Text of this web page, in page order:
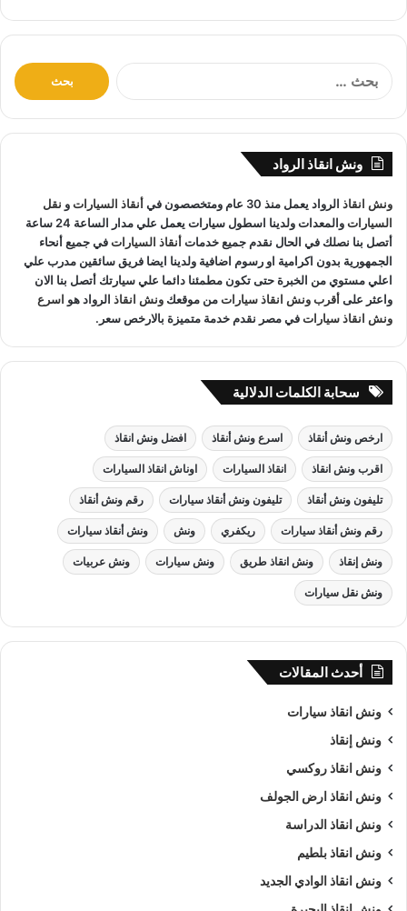
ونش انقاذ سياراتالرواد مؤمن بالكامل حتي لا يسب اي تلف
اسرع ونش انقاذ سيارات
انقاذ سيارات
سعر بدون رسوم اضافية و بدون اكراميات.
يوجدونش انقاذ سيارات
الأسبوع.
نقوم بـإنقاذ السياراتخلال النهار والليل دون أي تكلفة إضافية.
جميع سائقي
أوناش الانقاذلدينا على دراية باستخدام أحدث
المعدات والتقنيات ورفع السيارات.
ونش انقاذ الطريق الزراعيلدينا فريق خدمة عملاء يعمل علي مدار
الساعة و فريق سائقين و وناشين قادرين على التعامل مع كافة
كان عطل او حادث ونش انقاذسيارات الرواد نحنأسرع ونش انقاذ
مما يجعل خدمة انقاذ السياراتسهل على عملائنا.
ونش انقاذ , ونش انقاذ سيارات
:
ونش انقاذ الرواد
ونش انقاذ الرواد يعمل منذ 30 عام ومتخصصون في أنقاذ السياراتو نقل
السيارات
والمعدات ولدينا اسطول سيارات يعمل علي مدار الساعة 24 ساعة
أتصل بنا نصلك في الحال نقدم جميع خدماتأنقاذ السياراتفي جميع أنحاء
الجمهورية بدون اكرامية او رسوم اضافية ولدينا ايضا فريق سائقين مدرب علي
اعلي مستوي من الخبرة حتى تكون مطمئنا دائما علي سيارتك أتصل بنا الان
واعثر علىأقرب ونش انقاذ سياراتمن موقعك ونش انقاذ الرواد هو اسرع
ونش انقاذ سياراتفي مصر نقدم خدمة متميزة بالارخص سعر.
سحابة الكلمات الدلالية
ارخص ونش أنقاذ اسرع ونش أنقاذ افضل ونش انقاذ
اقرب ونش انقاذ انقاذ السيارات اوناش انقاذ السيارات
تليفون ونش أنقاذ تليفون ونش أنقاذ سيارات رقم ونش أنقاذ
رقم ونش أنقاذ سيارات ريكفري ونش ونش أنقاذ سيارات
ونش إنقاذ ونش انقاذ طريق ونش سيارات ونش عربيات
ونش نقل سيارات
أحدث المقالات
ونش انقاذ سيارات
ونش إنقاذ
ونش انقاذ روكسي
ونش انقاذ ارض الجولف
ونش انقاذ الدراسة
ونش انقاذ بلطيم
ونش انقاذ الوادي الجديد